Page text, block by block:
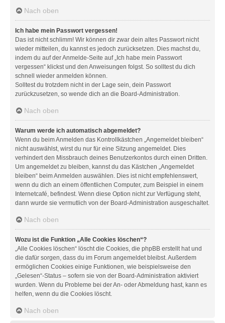
Nach oben
Ich habe mein Passwort vergessen!
Das ist nicht schlimm! Wir können dir zwar dein altes Passwort nicht
wieder mitteilen, du kannst es jedoch zurücksetzen. Dies machst du,
indem du auf der Anmelde-Seite auf „Ich habe mein Passwort
vergessen“ klickst und den Anweisungen folgst. So solltest du dich
schnell wieder anmelden können.
Solltest du trotzdem nicht in der Lage sein, dein Passwort
zurückzusetzen, so wende dich an die Board-Administration.
Nach oben
Warum werde ich automatisch abgemeldet?
Wenn du beim Anmelden das Kontrollkästchen „Angemeldet bleiben“
nicht auswählst, wirst du nur für eine Sitzung angemeldet. Dies
verhindert den Missbrauch deines Benutzerkontos durch einen Dritten.
Um angemeldet zu bleiben, kannst du das Kästchen „Angemeldet
bleiben“ beim Anmelden auswählen. Dies ist nicht empfehlenswert,
wenn du dich an einem öffentlichen Computer, zum Beispiel in einem
Internetcafé, befindest. Wenn diese Option nicht zur Verfügung steht,
dann wurde sie vermutlich von der Board-Administration ausgeschaltet.
Nach oben
Wozu ist die Funktion „Alle Cookies löschen“?
„Alle Cookies löschen“ löscht die Cookies, die phpBB erstellt hat und
die dafür sorgen, dass du im Forum angemeldet bleibst. Außerdem
ermöglichen Cookies einige Funktionen, wie beispielsweise den
„Gelesen“-Status – sofern sie von der Board-Administration aktiviert
wurden. Wenn du Probleme bei der An- oder Abmeldung hast, kann es
helfen, wenn du die Cookies löscht.
Nach oben